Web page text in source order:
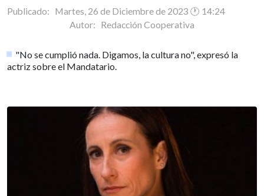
Publicado: Martes, 26 de Diciembre de 2023 🕐 14:24
Autor: Redacción Cooperativa
"No se cumplió nada. Digamos, la cultura no", expresó la
actriz sobre el Mandatario.